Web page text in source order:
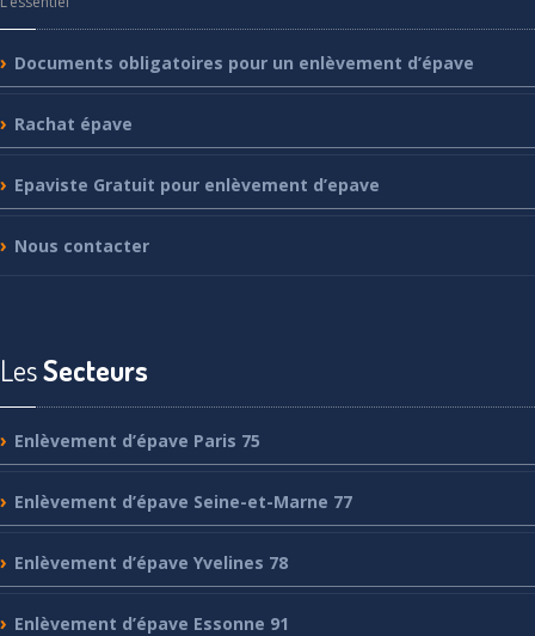
Documents obligatoires pour un enlèvement d’épave
Rachat épave
Epaviste Gratuit pour enlèvement d’epave
Nous contacter
LesSecteurs
Enlèvement d’épave Paris 75
Enlèvement d’épave Seine-et-Marne 77
Enlèvement d’épave Yvelines 78
Enlèvement d’épave Essonne 91